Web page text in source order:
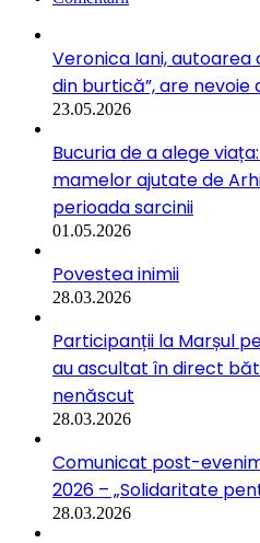
Veronica Iani, autoarea
din burtică”, are nevoie
23.05.2026
Bucuria de a alege
mamelor ajutate de
perioada sarcinii
01.05.2026
Povestea inimii
28.03.2026
Participanții la Marșul
au ascultat în direct
nenăscut
28.03.2026
Comunicat post-
2026 – „Solidaritate
28.03.2026